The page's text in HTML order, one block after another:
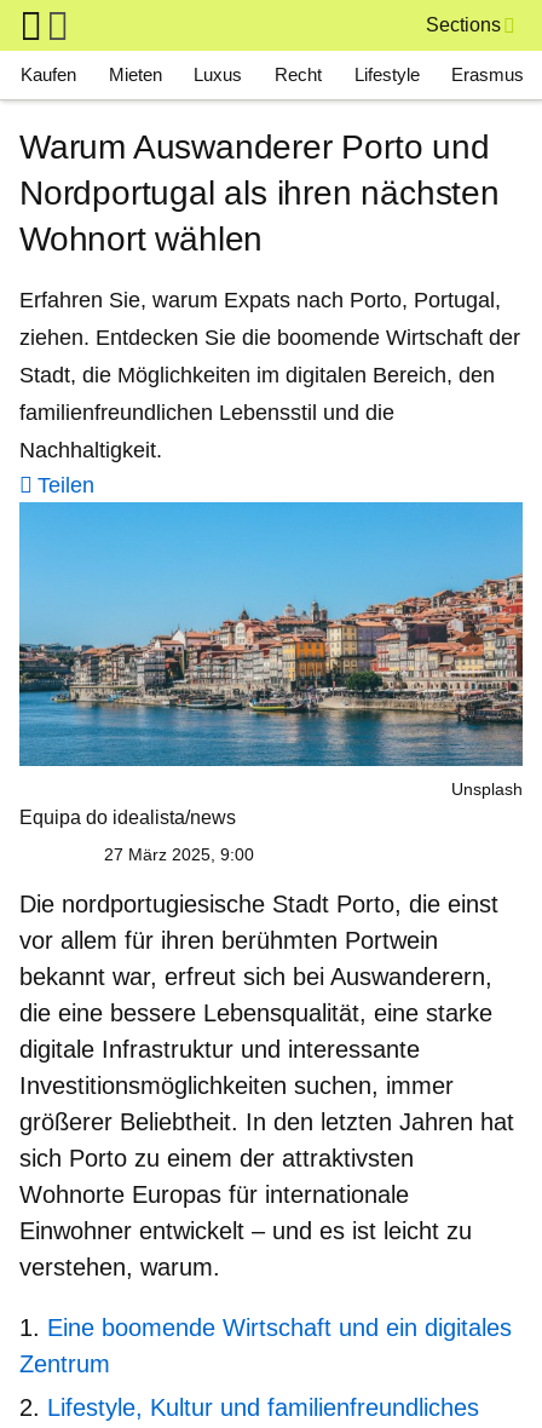
Skip to main content
Sections
Main navigation
Kaufen Mieten Luxus Recht Lifestyle Erasmus
Warum Auswanderer Porto und
Nordportugal als ihren nächsten
Wohnort wählen
Erfahren Sie, warum Expats nach Porto, Portugal,
ziehen. Entdecken Sie die boomende Wirtschaft der
Stadt, die Möglichkeiten im digitalen Bereich, den
familienfreundlichen Lebensstil und die
Nachhaltigkeit.
Teilen
Unsplash
Equipa do idealista/news
27 März 2025, 9:00
Die nordportugiesische Stadt Porto, die einst
vor allem für ihren berühmten Portwein
bekannt war, erfreut sich bei Auswanderern,
die eine bessere Lebensqualität, eine starke
digitale Infrastruktur und interessante
Investitionsmöglichkeiten suchen, immer
größerer Beliebtheit. In den letzten Jahren hat
sich Porto zu einem der attraktivsten
Wohnorte Europas für internationale
Einwohner entwickelt – und es ist leicht zu
verstehen, warum.
Eine boomende Wirtschaft und ein digitales
Zentrum
Lifestyle, Kultur und familienfreundliches